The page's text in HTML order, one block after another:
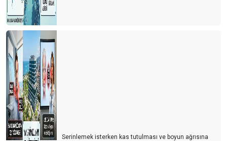
Serinlemek isterken kas tutulması ve boyun ağrısına